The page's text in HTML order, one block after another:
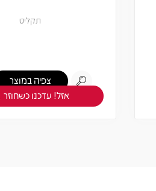
תקליט
צפיה במוצר
אזל! עדכנו כשחוזר